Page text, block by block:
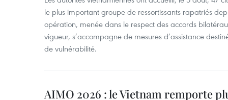
le plus important groupe de ressortissants rapatriés
opération, menée dans le respect des accords
vigueur, s’accompagne de mesures d’assistance
de vulnérabilité.
AIMO 2026 : le Vietnam remporte